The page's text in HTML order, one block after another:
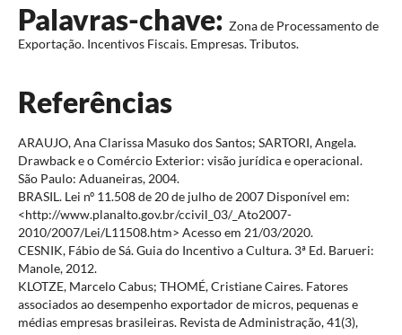
Palavras-chave: Zona de Processamento de
Exportação. Incentivos Fiscais. Empresas. Tributos.
Referências
ARAUJO, Ana Clarissa Masuko dos Santos; SARTORI, Angela.
Drawback e o Comércio Exterior: visão jurídica e operacional.
São Paulo: Aduaneiras, 2004.
BRASIL. Lei nº 11.508 de 20 de julho de 2007 Disponível em:
<http://www.planalto.gov.br/ccivil_03/_Ato2007-
2010/2007/Lei/L11508.htm> Acesso em 21/03/2020.
CESNIK, Fábio de Sá. Guia do Incentivo a Cultura. 3ª Ed. Barueri:
Manole, 2012.
KLOTZE, Marcelo Cabus; THOMÉ, Cristiane Caires. Fatores
associados ao desempenho exportador de micros, pequenas e
médias empresas brasileiras. Revista de Administração, 41(3),